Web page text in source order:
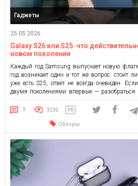
Гаджеты
25.05.2026
Galaxy S26 или S25: что
новом поколении
Каждый год Samsung выпускает новую
год возникает один и тот же вопрос: стоит
уже есть S25, ответ не всегда очевиден.
двумя поколениями впервые —
Именно поэтому сравним S26 и S25
преувеличений. Прежде чем […]
3 3235 PR
Обзоры